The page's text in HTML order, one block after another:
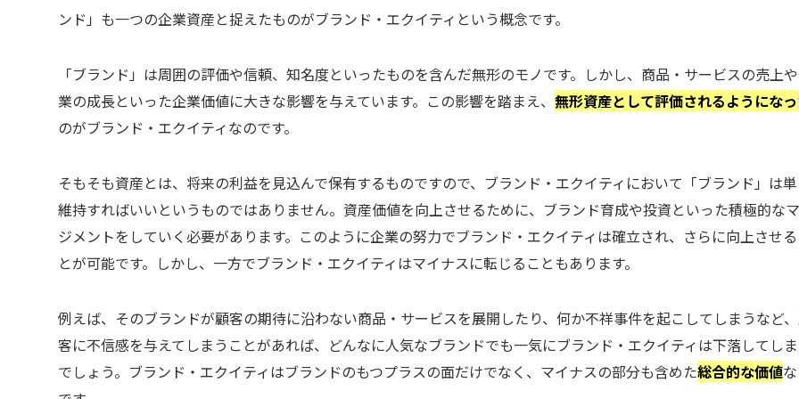
ンド」も一つの企業資産と捉えたものがブランド・エクイティという概念です。
「ブランド」は周囲の評価や信頼、知名度といったものを含んだ無形のモノです。しかし、商品・サービスの売上
業の成長といった企業価値に大きな影響を与えています。この影響を踏まえ、無形資産として評価されるようにな
のがブランド・エクイティなのです。
そもそも資産とは、将来の利益を見込んで保有するものですので、ブランド・エクイティにおいて「ブランド」は
維持すればいいというものではありません。資産価値を向上させるために、ブランド育成や投資といった積極的な
ジメントをしていく必要があります。このように企業の努力でブランド・エクイティは確立され、さらに向上させ
とが可能です。しかし、一方でブランド・エクイティはマイナスに転じることもあります。
例えば、そのブランドが顧客の期待に沿わない商品・サービスを展開したり、何か不祥事件を起こしてしまうなど
客に不信感を与えてしまうことがあれば、どんなに人気なブランドでも一気にブランド・エクイティは下落してし
でしょう。ブランド・エクイティはブランドのもつプラスの面だけでなく、マイナスの部分も含めた総合的な価値